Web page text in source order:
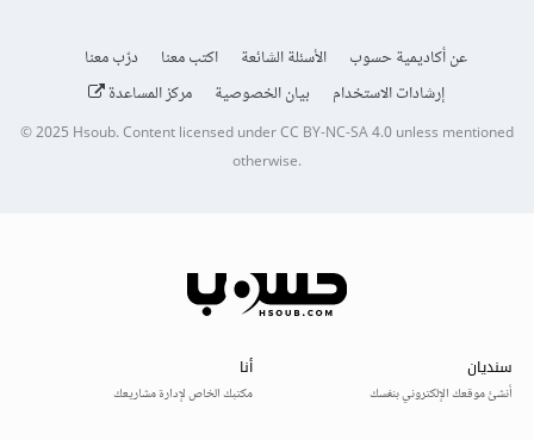
عن أكاديمية حسوب الأسئلة الشائعة اكتب معنا
درّب معنا
إرشادات الاستخدام
بيان الخصوصية مركز المساعدة
© 2025Hsoub.Content licensed underCC BY-NC-SA 4.0unless mentioned
otherwise.